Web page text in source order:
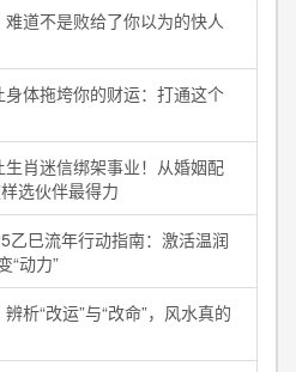
难道不是败给了你以为的快人
身体拖垮你的财运：打通这个
生肖迷信绑架事业！从婚姻配
选伙伴最得力
乙巳流年行动指南：激活温润
“动力”
析“改运”与“改命”，风水真的